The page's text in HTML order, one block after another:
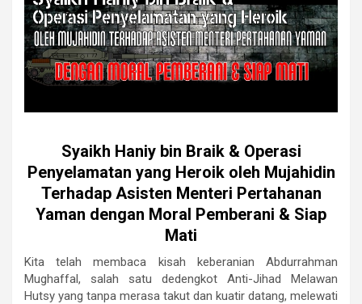
Syaikh Haniy bin Braik & Operasi
Penyelamatan yang Heroik oleh Mujahidin
Terhadap Asisten Menteri Pertahanan
Yaman dengan Moral Pemberani & Siap
Mati
Kita telah membaca kisah keberanian Abdurrahman
Mughaffal, salah satu dedengkot Anti-Jihad Melawan
Hutsy yang tanpa merasa takut dan kuatir datang, melewati